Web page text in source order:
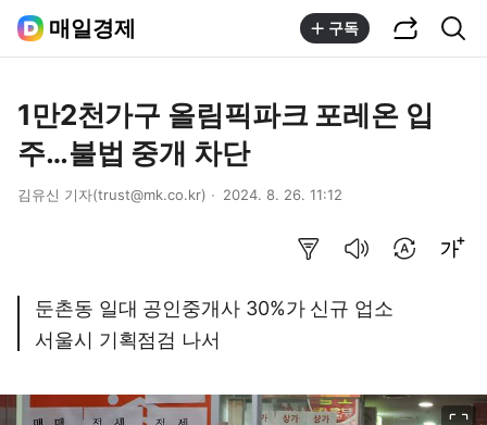
매일경제 구독
1만2천가구 올림픽파크 포레온 입
주…불법 중개 차단
김유신 기자(trust@mk.co.kr) 2024. 8. 26. 11:12
둔촌동 일대 공인중개사 30%가 신규 업소
서울시 기획점검 나서